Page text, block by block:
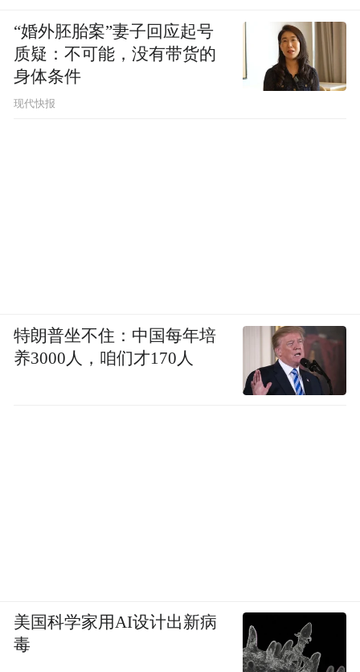
“婚外胚胎案”妻子回应起号
质疑：不可能，没有带货的
身体条件
现代快报
特朗普坐不住：中国每年培
养3000人，咱们才170人
美国科学家用AI设计出新病
毒